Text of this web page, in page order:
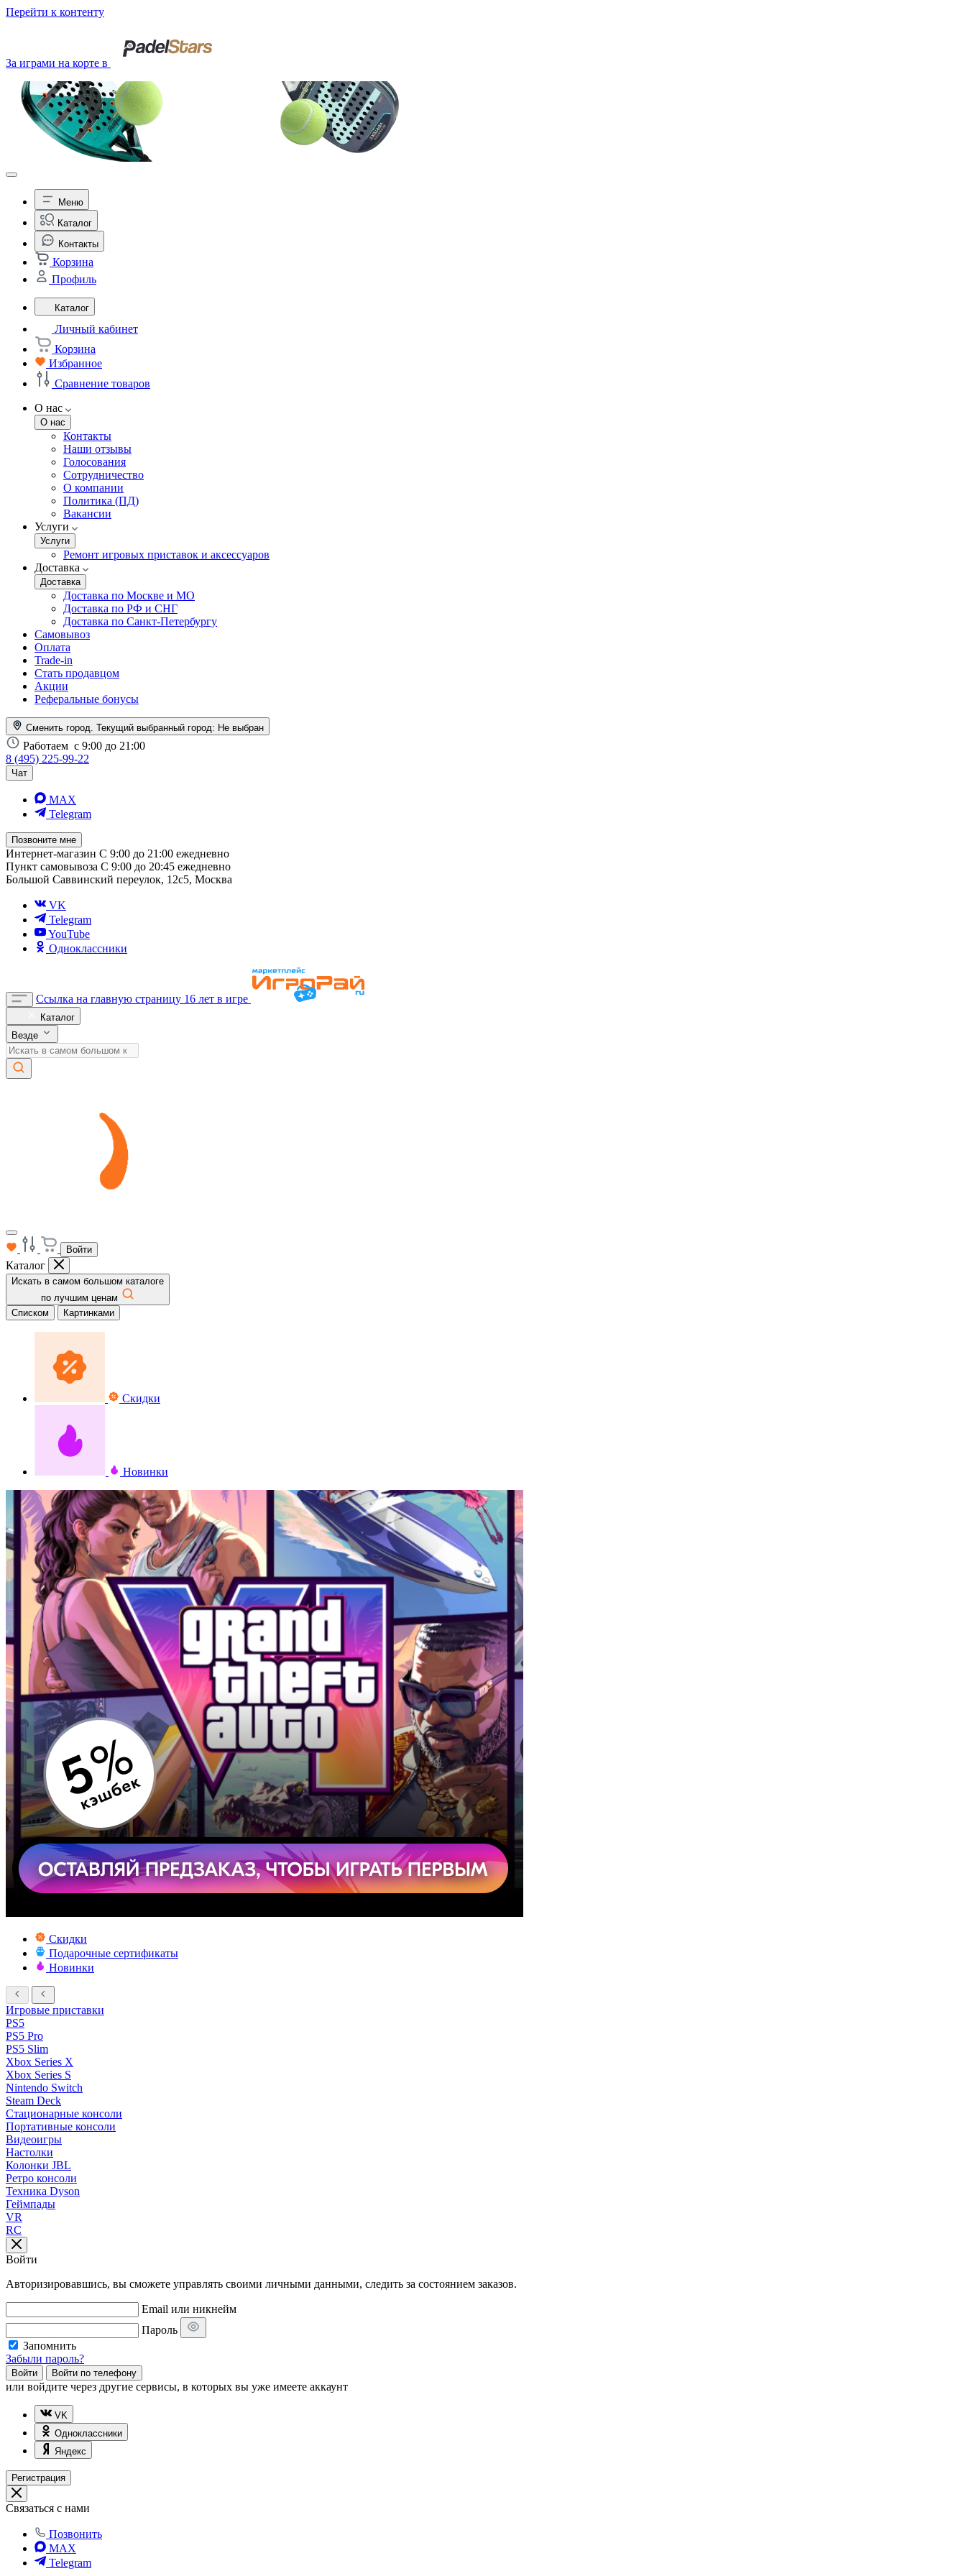
Перейти к контенту
За играми на корте в
Меню
Каталог
Контакты
Корзина
Профиль
Каталог
Личный кабинет
Корзина
Избранное
Сравнение товаров
О нас
О нас
Контакты
Наши отзывы
Голосования
Сотрудничество
О компании
Политика (ПД)
Вакансии
Услуги
Услуги
Ремонт игровых приставок и аксессуаров
Доставка
Доставка
Доставка по Москве и МО
Доставка по РФ и СНГ
Доставка по Санкт-Петербургу
Самовывоз
Оплата
Trade-in
Стать продавцом
Акции
Реферальные бонусы
Сменить город. Текущий выбранный город: Не выбран
Работаем с 9:00 до 21:00
8 (495) 225-99-22
Чат
MAX
Telegram
Позвоните мне
Интернет-магазин С 9:00 до 21:00 ежедневно
Пункт самовывоза С 9:00 до 20:45 ежедневно
Большой Саввинский переулок, 12с5, Москва
VK
Telegram
YouTube
Одноклассники
Ссылка на главную страницу 16 лет в игре
Каталог
Везде
Войти
Каталог
Искать в самом большом каталоге
по лучшим ценам
Списком
Картинками
Скидки
Новинки
Скидки
Подарочные сертификаты
Новинки
Игровые приставки
PS5
PS5 Pro
PS5 Slim
Xbox Series X
Xbox Series S
Nintendo Switch
Steam Deck
Стационарные консоли
Портативные консоли
Видеоигры
Настолки
Колонки JBL
Ретро консоли
Техника Dyson
Геймпады
VR
RC
Войти
Авторизировавшись, вы сможете управлять своими личными данными, следить за состоянием заказов.
Email или никнейм
Пароль
Запомнить
Забыли пароль?
Войти Войти по телефону
или войдите через другие сервисы, в которых вы уже имеете аккаунт
VK
Одноклассники
Яндекс
Регистрация
Связаться с нами
Позвонить
MAX
Telegram